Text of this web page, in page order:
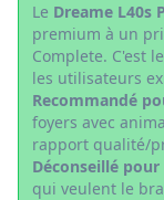
Le Dreame L40s
premium à un
Complete. C'est
les utilisateurs
Recommandé
foyers avec
rapport qualité/
Déconseillé pour
qui veulent le